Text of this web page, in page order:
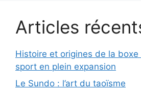
Articles
Histoire et origines de la boxe
sport en plein expansion
Le Sundo : l’art du taoïsme